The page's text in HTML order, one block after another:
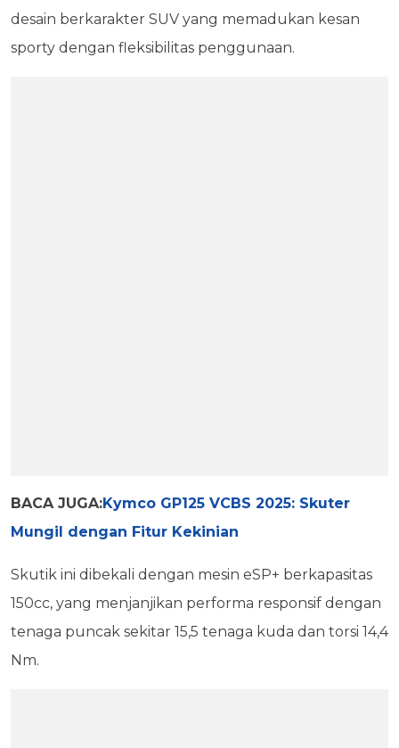
desain berkarakter SUV yang memadukan kesan
sporty dengan fleksibilitas penggunaan.
BACA JUGA:Kymco GP125 VCBS 2025: Skuter
Mungil dengan Fitur Kekinian
Skutik ini dibekali dengan mesin eSP+ berkapasitas
150cc, yang menjanjikan performa responsif dengan
tenaga puncak sekitar 15,5 tenaga kuda dan torsi 14,4
Nm.